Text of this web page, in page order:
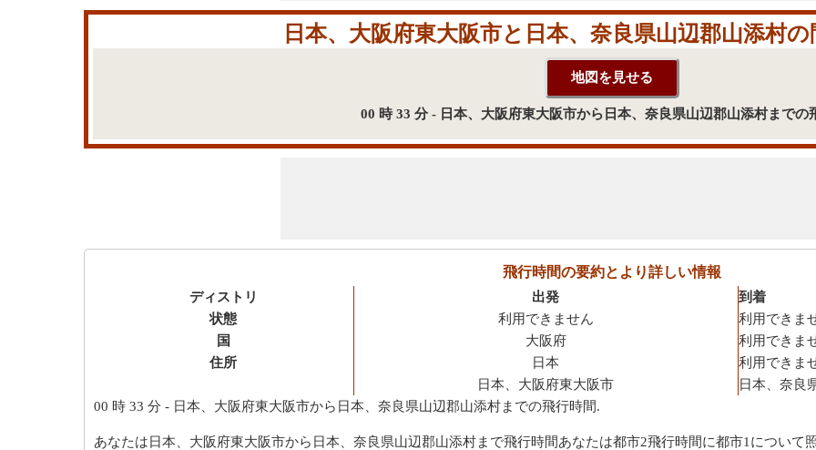
日本、大阪府東大阪市と日本、奈良県山辺郡山添村の
00 時 33 分 - 日本、大阪府東大阪市から日本、奈良県山辺郡山添村までの
飛行時間の要約とより詳しい情報
ディストリ
状態
国
住所
出発
利用できません
大阪府
日本
日本、大阪府東大阪市
到着
利用できま
利用できま
利用できま
日本、奈良
00 時 33 分 - 日本、大阪府東大阪市から日本、奈良県山辺郡山添村までの飛行時間.
あなたは日本、大阪府東大阪市から日本、奈良県山辺郡山添村まで飛行時間あなたは都市2飛行時間に都市1について